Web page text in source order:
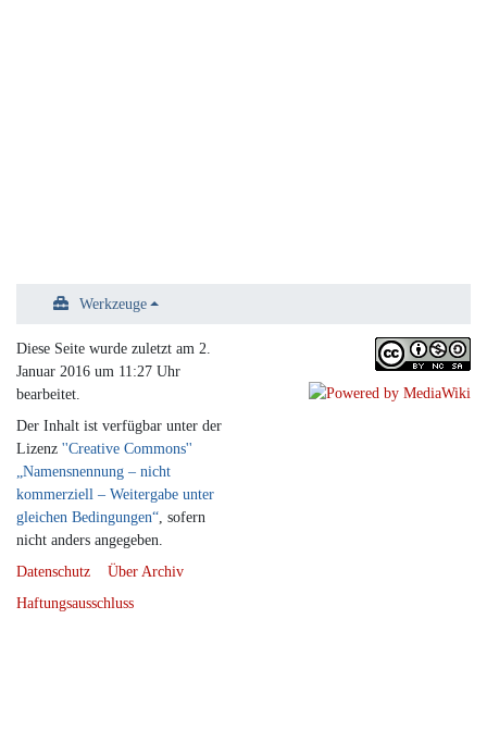
Werkzeuge
Diese Seite wurde zuletzt am 2.
Januar 2016 um 11:27 Uhr
bearbeitet.
Der Inhalt ist verfügbar unter der
Lizenz ''Creative Commons''
„Namensnennung – nicht
kommerziell – Weitergabe unter
gleichen Bedingungen“, sofern
nicht anders angegeben.
Datenschutz
Über Archiv
Haftungsausschluss